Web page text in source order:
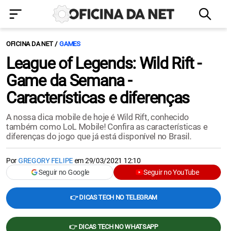
OFICINA DA NET GAMES
League of Legends: Wild Rift -
Game da Semana -
Características e diferenças
A nossa dica mobile de hoje é Wild Rift, conhecido
também como LoL Mobile! Confira as características e
diferenças do jogo que já está disponível no Brasil.
PorGREGORY FELIPEem29/03/2021 12:10
Seguir no Google
Seguir no YouTube
👉 DICAS TECH NO TELEGRAM
👉 DICAS TECH NO WHATSAPP